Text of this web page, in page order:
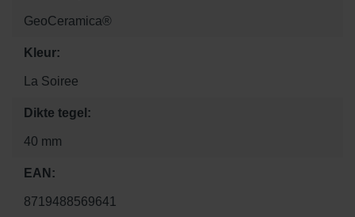
GeoCeramica®
Kleur:
La Soiree
Dikte tegel:
40 mm
EAN:
8719488569641